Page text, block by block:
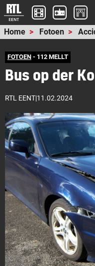
Home Fotoen
FOTOEN- 112 MELLT
Bus op der
RTL EENT|11.02.2024